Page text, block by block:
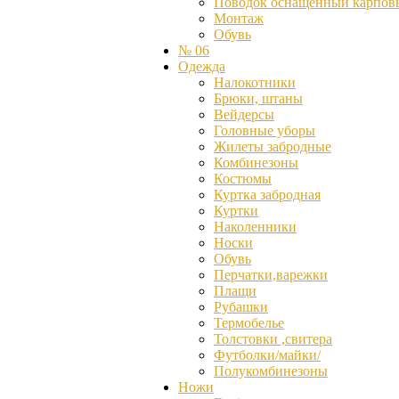
Монтаж
Обувь
№ 06
Одежда
Налокотники
Брюки, штаны
Вейдерсы
Головные уборы
Жилеты забродные
Комбинезоны
Костюмы
Куртка забродная
Куртки
Наколенники
Носки
Обувь
Перчатки,варежки
Плащи
Рубашки
Термобелье
Толстовки ,свитера
Футболки/майки/
Полукомбинезоны
Ножи